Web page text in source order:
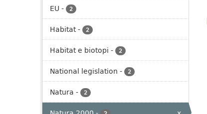
EU - 2
Habitat- 2
Habitat e biotopi - 2
National legislation - 2
Natura - 2